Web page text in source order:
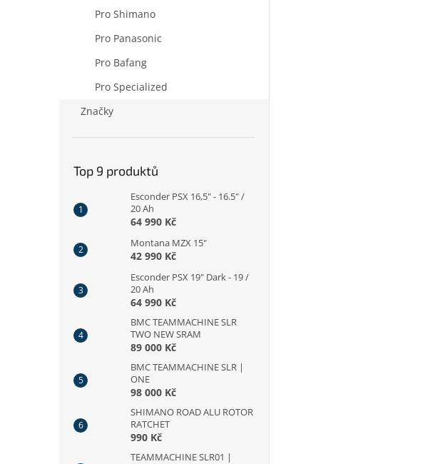
Pro Shimano
Pro Panasonic
Pro Bafang
Pro Specialized
Značky
Top 9 produktů
Esconder PSX 16,5" - 16.5" /
20 Ah
64 990 Kč
Montana MZX 15"
42 990 Kč
Esconder PSX 19" Dark - 19 /
20 Ah
64 990 Kč
BMC TEAMMACHINE SLR
TWO NEW SRAM
89 000 Kč
BMC TEAMMACHINE SLR |
ONE
98 000 Kč
SHIMANO ROAD ALU ROTOR
RATCHET
990 Kč
TEAMMACHINE SLR01 |